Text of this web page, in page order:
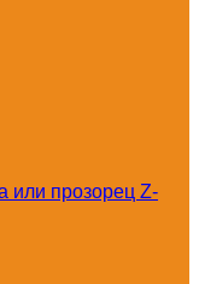
или прозорец Z-